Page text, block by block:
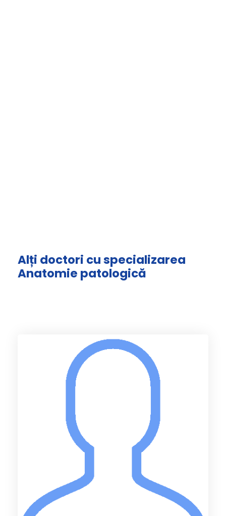
Alți doctori cu specializarea
Anatomie patologică